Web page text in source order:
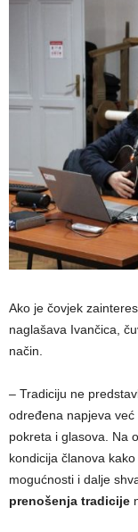
Ako je čovjek
naglašava Ivančica,
način.
– Tradiciju ne
određena napjeva
pokreta i glasova. Na
kondicija članova
mogućnosti i dalje
prenošenja tradicije